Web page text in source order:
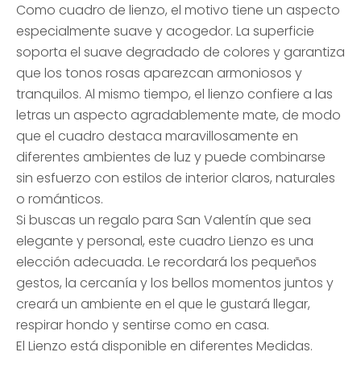
Como cuadro de lienzo, el motivo tiene un aspecto
especialmente suave y acogedor. La superficie
soporta el suave degradado de colores y garantiza
que los tonos rosas aparezcan armoniosos y
tranquilos. Al mismo tiempo, el lienzo confiere a las
letras un aspecto agradablemente mate, de modo
que el cuadro destaca maravillosamente en
diferentes ambientes de luz y puede combinarse
sin esfuerzo con estilos de interior claros, naturales
o románticos.
Si buscas un regalo para San Valentín que sea
elegante y personal, este cuadro Lienzo es una
elección adecuada. Le recordará los pequeños
gestos, la cercanía y los bellos momentos juntos y
creará un ambiente en el que le gustará llegar,
respirar hondo y sentirse como en casa.
El Lienzo está disponible en diferentes Medidas.